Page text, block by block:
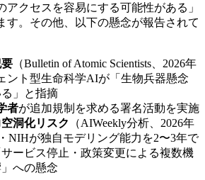
アクセスを容易にする可能性がある」
す。その他、以下の懸念が報告されて
（Bulletin of Atomic Scientists、2026年
ント型生命科学AIが「生物兵器懸念
」と指摘
者が追加規制を求める署名活動を実施
洞化リスク
（AIWeekly分析、2026年
NIHが独自モデリング能力を2〜3年で
ービス停止・政策変更による複数機
への懸念